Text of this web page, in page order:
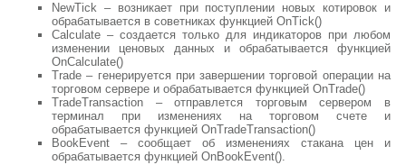
NewTick – возникает при поступлении новых котировок и
обрабатывается в советниках функцией OnTick()
Calculate – создается только для индикаторов при любом
изменении ценовых данных и обрабатывается функцией
OnCalculate()
Trade – генерируется при завершении торговой операции на
торговом сервере и обрабатывается функцией OnTrade()
TradeTransaction – отправлется торговым сервером в
терминал при изменениях на торговом счете и
обрабатывается функцией OnTradeTransaction()
BookEvent – сообщает об изменениях стакана цен и
обрабатывается функцией OnBookEvent().